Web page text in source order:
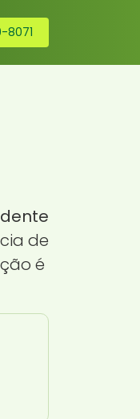
8071
de
é